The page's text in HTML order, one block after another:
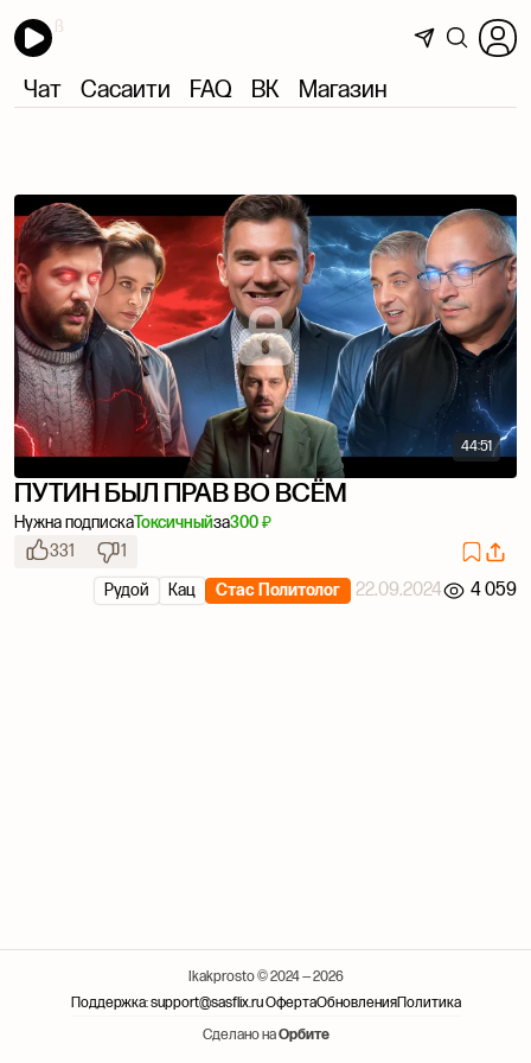
Чат Сасаити FAQ ВК Магазин
44:51
ПУТИН БЫЛ ПРАВ ВО ВСЁМ
Нужна подпискаТоксичныйза300 ₽
331
1
Стас Политолог
22.09.2024 4 059
Кац
Рудой
Ikakprosto © 2024 — 2026
Поддержка: support@sasflix.ruОфертаОбновленияПолитика
Сделано наОрбите